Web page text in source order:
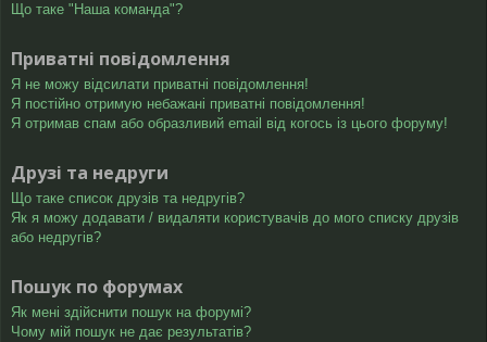
Що таке "Наша команда"?
Приватні повідомлення
Я не можу відсилати приватні повідомлення!
Я постійно отримую небажані приватні повідомлення!
Я отримав спам або образливий email від когось із цього форуму!
Друзі та недруги
Що таке список друзів та недругів?
Як я можу додавати / видаляти користувачів до мого списку друзів
або недругів?
Пошук по форумах
Як мені здійснити пошук на форумі?
Чому мій пошук не дає результатів?